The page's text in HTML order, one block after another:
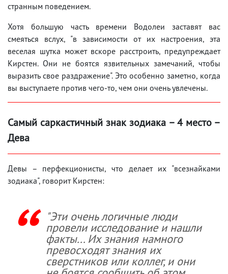
странным поведением.
Хотя большую часть времени Водолеи заставят вас
смеяться вслух, "в зависимости от их настроения, эта
веселая шутка может вскоре расстроить, предупреждает
Кирстен. Они не боятся язвительных замечаний, чтобы
выразить свое раздражение". Это особенно заметно, когда
вы выступаете против чего-то, чем они очень увлечены.
Самый саркастичный знак зодиака – 4 место –
Дева
Девы – перфекционисты, что делает их "всезнайками
зодиака", говорит Кирстен:
"Эти очень логичные люди
провели исследование и нашли
факты... Их знания намного
превосходят знания их
сверстников или коллег, и они